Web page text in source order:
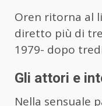
Oren ritorna al
diretto più di
1979- dopo
Gli attori e
Nella sensuale